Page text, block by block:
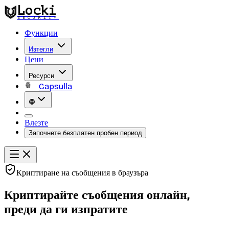
Locki
SECURITY
Функции
Изтегли
Цени
Ресурси
Capsulla
Влезте
Започнете безплатен пробен период
Криптиране на съобщения в браузъра
Криптирайте съобщения онлайн,
преди да ги изпратите